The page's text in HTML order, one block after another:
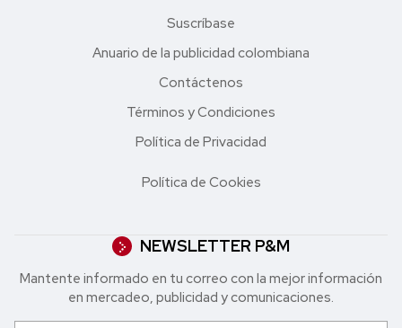
Suscríbase
Anuario de la publicidad colombiana
Contáctenos
Términos y Condiciones
Política de Privacidad
Política de Cookies
NEWSLETTER P&M
Mantente informado en tu correo con la mejor in formación
en mercadeo, publicidad y comunicaciones.